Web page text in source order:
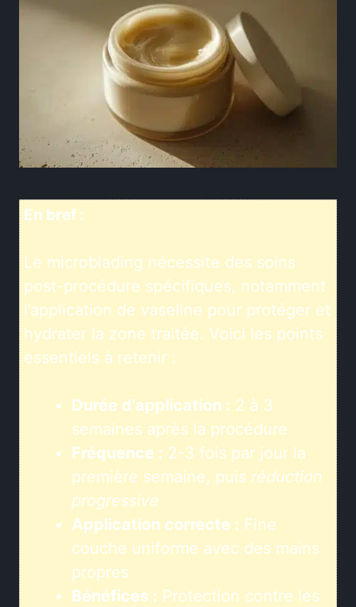
En bref :
Le microblading nécessite des soins
post-procédure spécifiques, notamment
l’application de vaseline pour protéger et
hydrater la zone traitée. Voici les points
essentiels à retenir :
Durée d’application : 2 à 3
semaines après la procédure
Fréquence : 2-3 fois par jour la
première semaine, puis réduction
progressive
Application correcte : Fine
couche uniforme avec des mains
propres
Bénéfices : Protection contre les